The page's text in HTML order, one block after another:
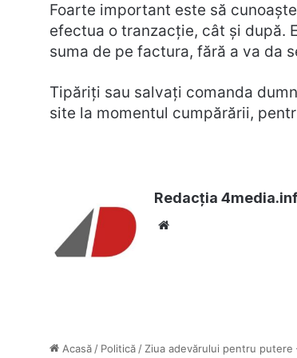
Foarte important este să
efectua o tranzacție, cât și după.
suma de pe factura, fără a va da
Tipăriţi sau salvați comanda
site la momentul cumpărării,
Redacția